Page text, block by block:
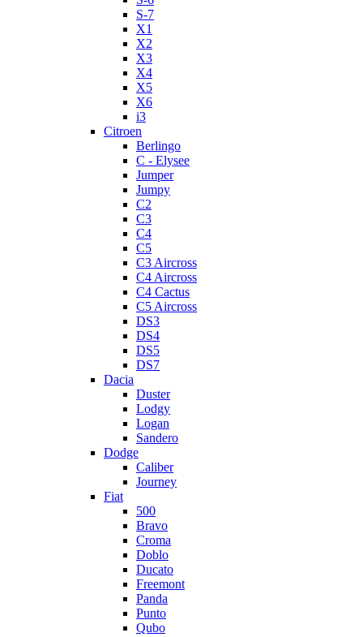
S-7
X1
X2
X3
X4
X5
X6
i3
Citroen
Berlingo
C - Elysee
Jumper
Jumpy
C2
C3
C4
C5
C3 Aircross
C4 Aircross
C4 Cactus
C5 Aircross
DS3
DS4
DS5
DS7
Dacia
Duster
Lodgy
Logan
Sandero
Dodge
Caliber
Journey
Fiat
500
Bravo
Croma
Doblo
Ducato
Freemont
Panda
Punto
Qubo